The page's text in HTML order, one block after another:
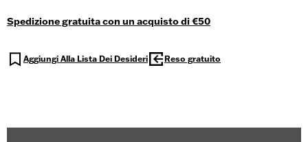
Spedizione gratuita con un acquisto di €50
Aggiungi Alla Lista Dei Desideri Reso gratuito